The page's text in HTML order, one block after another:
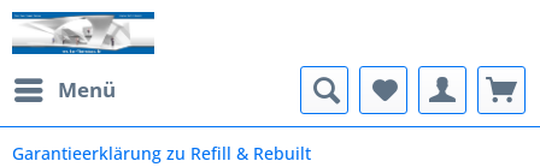
Menü
Garantieerklärung zu Refill & Rebuilt